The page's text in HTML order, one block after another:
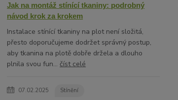
Jak na montáž stínící tkaniny: podrobný
návod krok za krokem
Instalace stínící tkaniny na plot není složitá,
přesto doporučujeme dodržet správný postup,
aby tkanina na plotě dobře držela a dlouho
plnila svou fun...číst celé
07.02.2025 Stínění